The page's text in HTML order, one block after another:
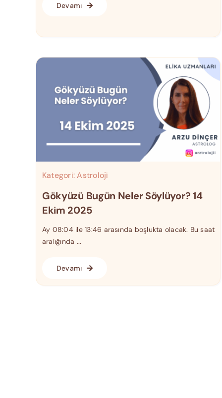
Devamı
Kategori:Astroloji
Gökyüzü Bugün Neler Söylüyor? 14
Ekim 2025
Ay 08:04 ile 13:46 arasında boşlukta olacak. Bu saat
aralığında ...
Devamı